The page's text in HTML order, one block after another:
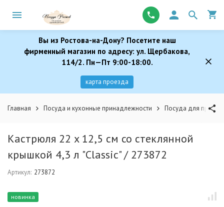
Вы из Ростова-на-Дону? Посетите наш
фирменный магазин по адресу: ул. Щербакова,
114/2. Пн—Пт 9:00-18:00.
карта проезда
Главная Посуда и кухонные принадлежности Посуда для
Кастрюля 22 x 12,5 см со стеклянной
крышкой 4,3 л "Classic" / 273872
Артикул: 273872
новинка